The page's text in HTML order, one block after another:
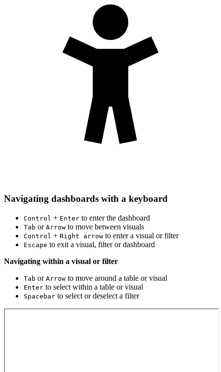
Navigating dashboards with a keyboard
Control + Enter to enter the dashboard
Tab or Arrow to move between visuals
Control + Right arrow to enter a visual or filter
Escape to exit a visual, filter or dashboard
Navigating within a visual or filter
Tab or Arrow to move around a table or visual
Enter to select within a table or visual
Spacebar to select or deselect a filter